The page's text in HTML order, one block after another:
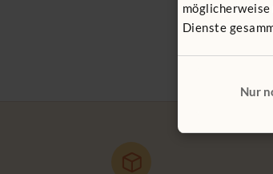
Dienste
Nur